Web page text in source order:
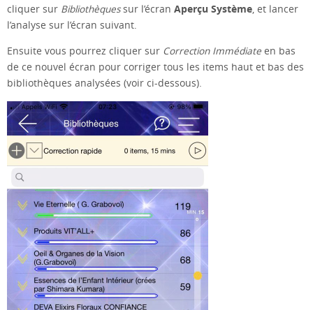
cliquer sur Bibliothèquessur l’écran Aperçu Système, et lancer
l’analyse sur l’écran suivant.
Ensuite vous pourrez cliquer sur Correction Immédiate en bas
de ce nouvel écran pour corriger tous les items haut et bas des
bibliothèques analysées (voir ci-dessous).